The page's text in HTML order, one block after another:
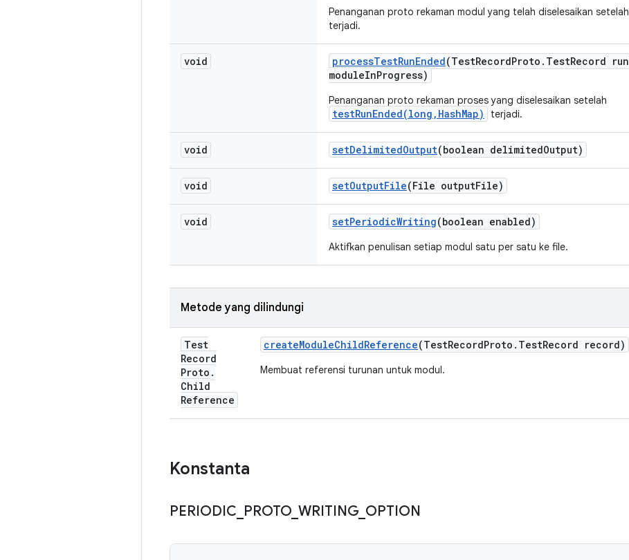
Penanganan proto rekaman modul yang telah diselesaikan setelah
terjadi.
void processTestRunEnded(TestRecordProto . TestRecord run
moduleInProgress)
Penanganan proto rekaman proses yang diselesaikan setelah
testRunEnded(long,HashMap) terjadi.
void setDelimitedOutput(boolean delimitedOutput)
void setOutputFile(File outputFile)
void setPeriodicWriting(boolean enabled)
Aktifkan penulisan setiap modul satu per satu ke file.
Metode yang dilindungi
Test
Record
Proto .
Child
Reference
createModuleChildReference(TestRecordProto . TestRecord record)
Membuat referensi turunan untuk modul.
Konstanta
PERIODIC PROTO WRITING OPTION